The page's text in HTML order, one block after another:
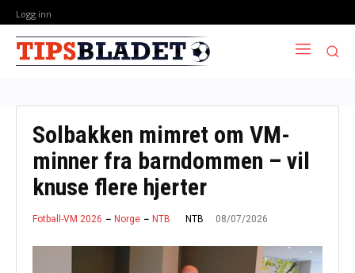
Logg inn
Solbakken mimret om VM-
minner fra barndommen – vil
knuse flere hjerter
Fotball-VM 2026 Norge NTB NTB 08/07/2026